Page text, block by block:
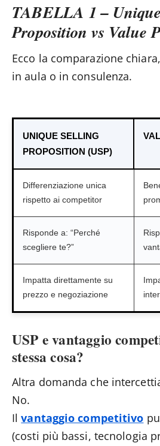
TABELLA 1 –
Proposition vs Value
Ecco la comparazione
in aula o in consulenza.
UNIQUE SELLING
PROPOSITION (USP)
Differenziazione unica
rispetto ai competitor
Risponde a: “Perché
scegliere te?”
Impatta direttamente su
prezzo e negoziazione
USP e vantaggio
stessa cosa?
Altra domanda che
No.
Ilvantaggio competitivo
(costi più bassi, tecnologia